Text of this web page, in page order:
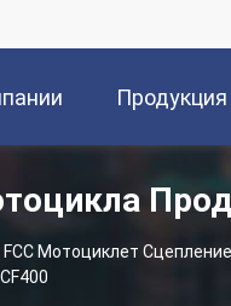
Продукция
FCC Мотоциклет